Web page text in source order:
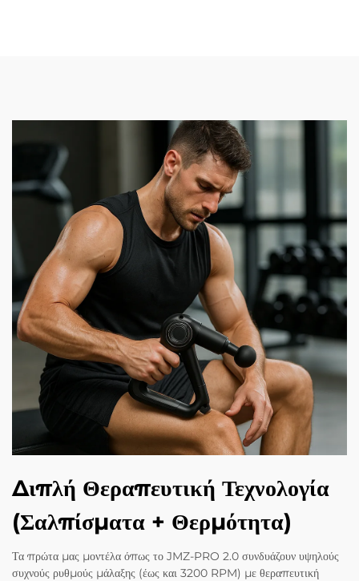
Διπλή Θεραπευτική Τεχνολογία
(Σαλπίσματα + Θερμότητα)
Τα πρώτα μας μοντέλα όπως το JMZ-PRO 2.0 συνδυάζουν υψηλούς
συχνούς ρυθμούς μάλαξης (έως και 3200 RPM) με θεραπευτική